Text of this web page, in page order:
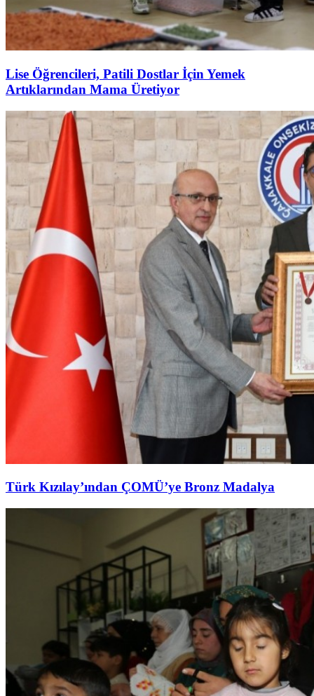
Lise Öğrencileri, Patili Dostlar İçin Yemek
Artıklarından Mama Üretiyor
Türk Kızılay’ından ÇOMÜ’ye Bronz Madalya